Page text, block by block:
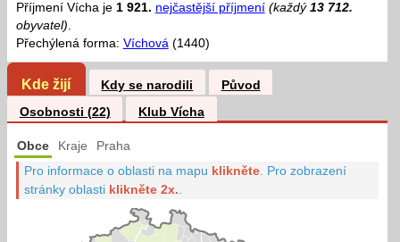
Příjmení Vícha je 1 921. nejčastější příjmení (každý 13 712.
obyvatel).
Přechýlená forma: Víchová(1440)
Kde žijí Kdy se narodili
Původ
Osobnosti (22)
Klub Vícha
Obce Kraje Praha
Pro informace o oblasti na mapu klikněte Pro zobrazení
stránky oblasti klikněte 2x.